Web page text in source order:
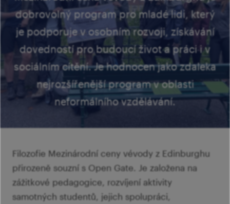
dobrovolný program pro mladé lidi, který
je podporuje v osobním rozvoji, získávání
dovedností pro budoucí život a práci i v
sociálním cítění. Je hodnocen jako zdaleka
nejrozšířenější program v oblasti
neformálního vzdělávání.
Filozofie Mezinárodní ceny vévody z Edinburghu
přirozeně souzní s Open Gate. Je založena na
zážitkové pedagogice, rozvíjení aktivity
samotných studentů, jejich spolupráci,